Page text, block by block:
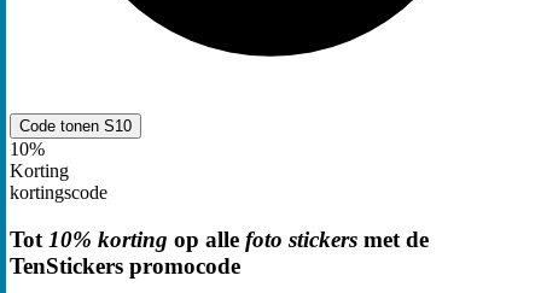
Code tonen S10
10%
Korting
kortingscode
Tot 10% korting op alle foto stickers met de
TenStickers promocode